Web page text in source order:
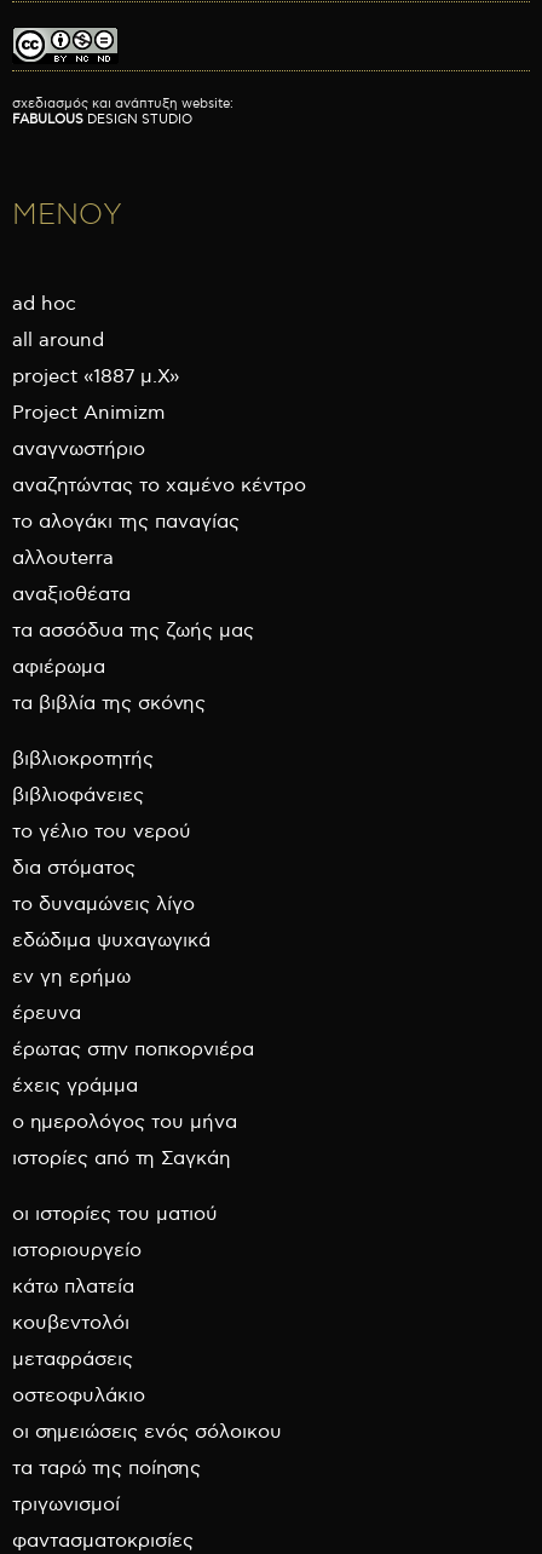
σχεδιασμός και ανάπτυξη website:
FABULOUS DESIGN STUDIO
ΜΕΝΟΥ
ad hoc
all around
project «1887 μ.Χ»
Project Animizm
αναγνωστήριο
αναζητώντας το χαμένο κέντρο
το αλογάκι της παναγίας
αλλουterra
αναξιοθέατα
τα ασσόδυα της ζωής μας
αφιέρωμα
τα βιβλία της σκόνης
βιβλιοκροτητής
βιβλιοφάνειες
το γέλιο του νερού
δια στόματος
το δυναμώνεις λίγο
εδώδιμα ψυχαγωγικά
εν γη ερήμω
έρευνα
έρωτας στην ποπκορνιέρα
έχεις γράμμα
ο ημερολόγος του μήνα
ιστορίες από τη Σαγκάη
οι ιστορίες του ματιού
ιστοριουργείο
κάτω πλατεία
κουβεντολόι
μεταφράσεις
οστεοφυλάκιο
οι σημειώσεις ενός σόλοικου
τα ταρώ της ποίησης
τριγωνισμοί
φαντασματοκρισίες